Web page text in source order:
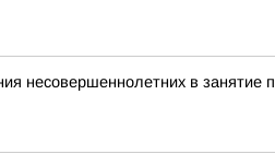
несовершеннолетних в занятие